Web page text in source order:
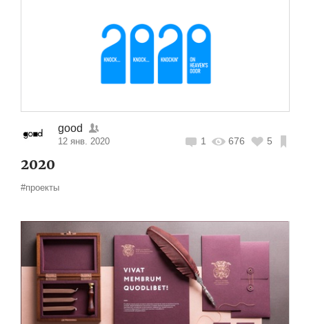
good
12 янв. 2020 1 676 5
2020
#проекты